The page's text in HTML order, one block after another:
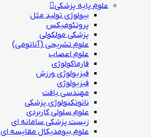
علوم پایه پزشکی
بیولوژی تولید مثل
پروتئومیکس
پزشکی مولکولی
علوم تشریحی (آناتومی)
علوم اعصاب
فارماکولوژی
فیزیولوژی ورزش
فیزیولوژی
مهندسی بافت
نانوتکنولوژی پزشکی
علوم سلولی کاربردی
زیست پزشکی سامانه ای
علوم بیومدیکال مقایسه ای